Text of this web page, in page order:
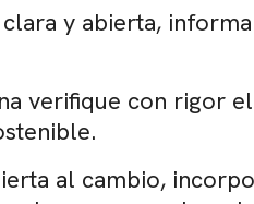
y abierta,
verifique con rigor
al cambio,